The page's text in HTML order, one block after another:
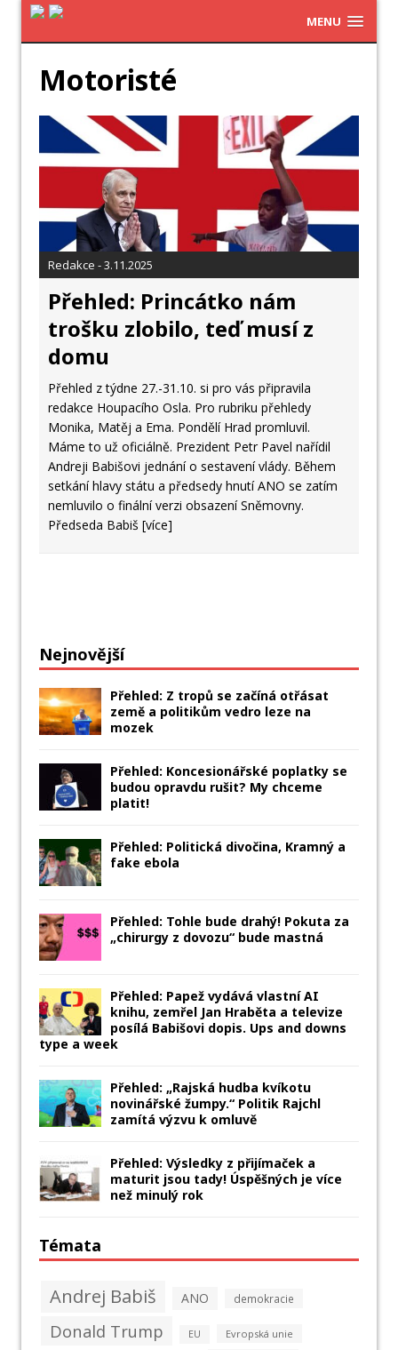
MENU
Motoristé
Redakce - 3.11.2025
Přehled: Princátko nám
trošku zlobilo, teď musí z
domu
Přehled z týdne 27.-31.10. si pro vás připravila
redakce Houpacího Osla. Pro rubriku přehledy
Monika, Matěj a Ema. Pondělí Hrad promluvil.
Máme to už oficiálně. Prezident Petr Pavel nařídil
Andreji Babišovi jednání o sestavení vlády. Během
setkání hlavy státu a předsedy hnutí ANO se zatím
nemluvilo o finální verzi obsazení Sněmovny.
Předseda Babiš [více]
Nejnovější
Přehled: Z tropů se začíná otřásat
země a politikům vedro leze na
mozek
Přehled: Koncesionářské poplatky se
budou opravdu rušit? My chceme
platit!
Přehled: Politická divočina, Kramný a
fake ebola
Přehled: Tohle bude drahý! Pokuta za
„chirurgy z dovozu“ bude mastná
Přehled: Papež vydává vlastní AI
knihu, zemřel Jan Hraběta a televize
posílá Babišovi dopis. Ups and downs
type a week
Přehled: „Rajská hudba kvíkotu
novinářské žumpy.“ Politik Rajchl
zamítá výzvu k omluvě
Přehled: Výsledky z přijímaček a
maturit jsou tady! Úspěšných je více
než minulý rok
Témata
Andrej Babiš ANO demokracie
Donald Trump EU Evropská unie